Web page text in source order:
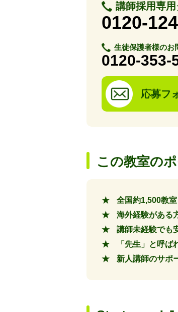
講師採用専
0120-
生徒保護者様のお
0120-353-
応募フ
この教室の
全国約1,500教
海外経験がある
講師未経験でも
「先生」と呼
新人講師のサポ